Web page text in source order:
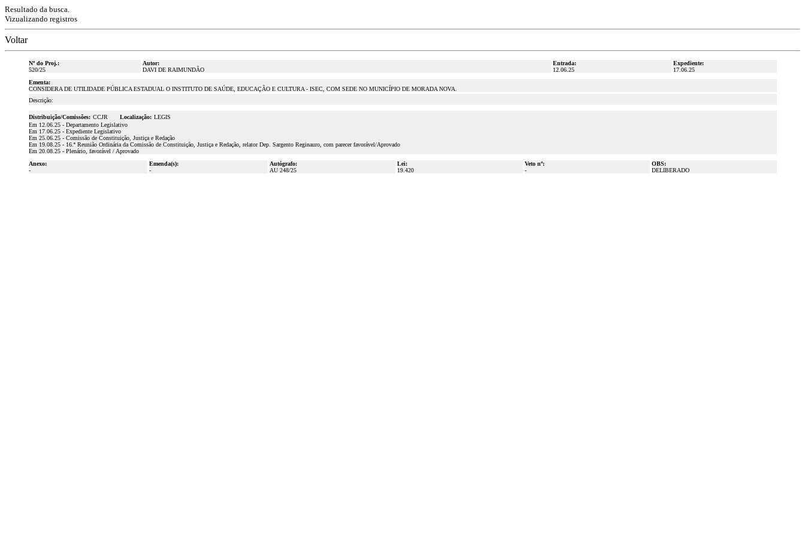
Resultado da busca.
Vizualizando registros
Voltar
Nº do Proj.:
520/25
Autor:
DAVI DE RAIMUNDÃO
Entrada:
12.06.25
Expediente:
17.06.25
Ementa:
CONSIDERA DE UTILIDADE PÚBLICA ESTADUAL O INSTITUTO DE SAÚDE, EDUCAÇÃO E CULTURA - ISEC, COM SEDE NO MUNICÍPIO DE MORADA NOVA.
Descrição:
Distribuição/Comissões: CCJR Localização: LEGIS
Em 12.06.25 - Departamento Legislativo
Em 17.06.25 - Expediente Legislativo
Em 25.06.25 - Comissão de Constituição, Justiça e Redação
Em 19.08.25 - 16.ª Reunião Ordinária da Comissão de Constituição, Justiça e Redação, relator Dep. Sargento Reginauro, com parecer favorável/Aprovado
Em 20.08.25 - Plenário, favorável / Aprovado
Anexo:
-
Emenda(s):
-
Autógrafo:
AU 248/25
Lei:
19.420
Veto nº:
-
OBS:
DELIBERADO